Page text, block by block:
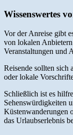
Wissenswertes
Vor der Anreise gibt
von lokalen
Veranstaltungen und
Reisende sollten sich
oder lokale
Schließlich ist es
Sehenswürdigkeiten
Küstenwanderungen
das Urlaubserlebnis